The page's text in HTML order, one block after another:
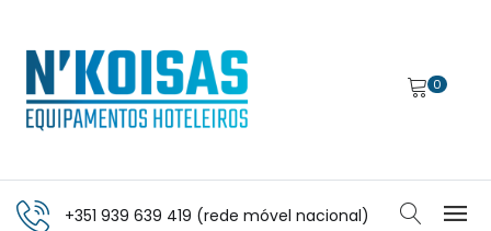
0
+351 939 639 419 (rede móvel nacional)